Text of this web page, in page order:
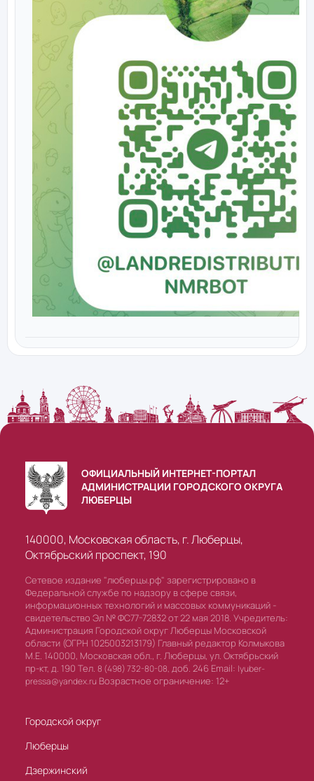
ОФИЦИАЛЬНЫЙ ИНТЕРНЕТ-ПОРТАЛ
АДМИНИСТРАЦИИ ГОРОДСКОГО ОКРУГА
ЛЮБЕРЦЫ
140000, Московская область, г. Люберцы,
Октябрьский проспект, 190
Сетевое издание "люберцы.рф" зарегистрировано в
Федеральной службе по надзору в сфере связи,
информационных технологий и массовых коммуникаций -
свидетельство Эл № ФС77-72832 от 22 мая 2018. Учредитель:
Администрация Городской округ Люберцы Московской
области (ОГРН 1025003213179) Главный редактор Колмыкова
М.Е. 140000, Московская обл., г. Люберцы, ул. Октябрьский
пр-кт, д. 190 Тел. 8 (498) 732-80-08, доб. 246 Email: lyuber-
pressa@yandex.ru Возрастное ограничение: 12+
Городской округ
Люберцы
Дзержинский